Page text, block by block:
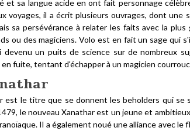
et sa langue acide en ont fait personnage
voyages, il a écrit plusieurs ouvrages, dont une
sa persévérance à relater les faits avec la
ou des magiciens. Volo est en fait un sage qui
devenu un puits de science sur de nombreux
fuite, tentant d'échapper à un magicien
est le titre que se donnent les beholders qui se
le nouveau Xanathar est un jeune et
Il a également noué une alliance avec